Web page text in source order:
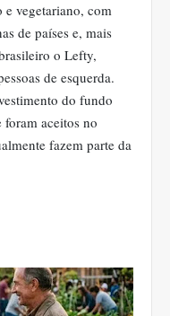
e vegetariano, com
de países e, mais
o Lefty,
de esquerda.
do fundo
foram aceitos no
fazem parte da